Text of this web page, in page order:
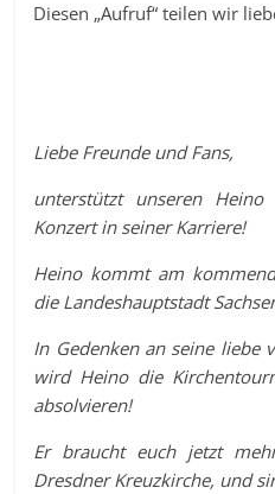
Diesen „Aufruf“ teilen wir
Liebe Freunde und Fans,
unterstützt unseren
Konzert in seiner Karriere!
Heino kommt am
die Landeshauptstadt
In Gedenken an seine liebe
wird Heino die
absolvieren!
Er braucht euch jetzt
Dresdner Kreuzkirche, und